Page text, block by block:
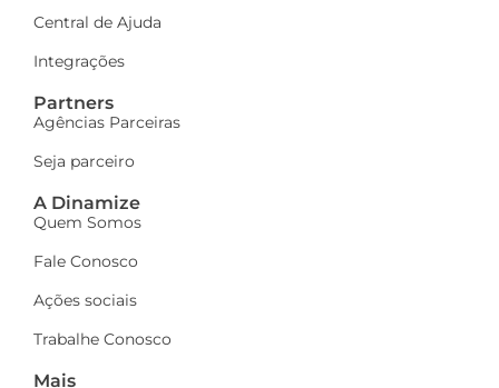
Central de Ajuda
Integrações
Partners
Agências Parceiras
Seja parceiro
A Dinamize
Quem Somos
Fale Conosco
Ações sociais
Trabalhe Conosco
Mais